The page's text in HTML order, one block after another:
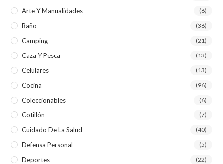
Arte Y Manualidades (6)
Baño (36)
Camping (21)
Caza Y Pesca (13)
Celulares (13)
Cocina (96)
Coleccionables (6)
Cotillón (7)
Cuidado De La Salud (40)
Defensa Personal (5)
Deportes (22)